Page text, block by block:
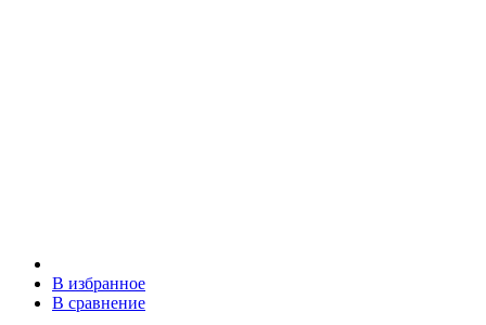
В избранное
В сравнение